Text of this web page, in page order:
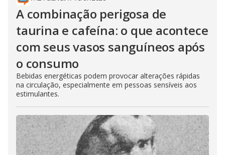
A combinação perigosa de
taurina e cafeína: o que acontece
com seus vasos sanguíneos após
o consumo
Bebidas energéticas podem provocar alterações rápidas
na circulação, especialmente em pessoas sensíveis aos
estimulantes.